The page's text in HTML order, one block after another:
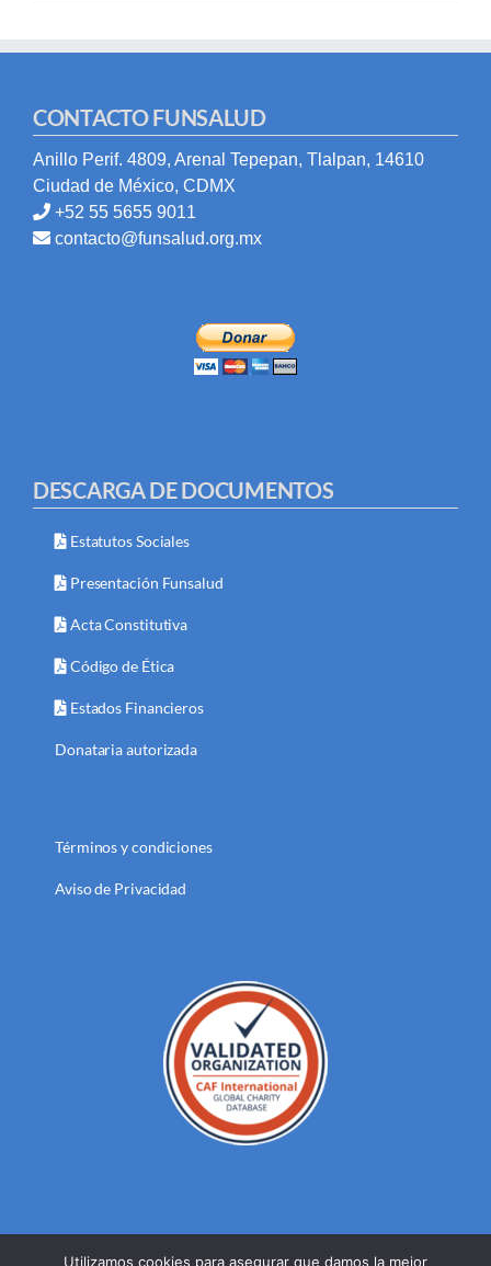
CONTACTO FUNSALUD
Anillo Perif. 4809, Arenal Tepepan, Tlalpan, 14610
Ciudad de México, CDMX
+52 55 5655 9011
contacto@funsalud.org.mx
DESCARGA DE DOCUMENTOS
Estatutos Sociales
Presentación Funsalud
Acta Constitutiva
Código de Ética
Estados Financieros
Donataria autorizada
Términos y condiciones
Aviso de Privacidad
Utilizamos cookies para asegurar que damos la mejor